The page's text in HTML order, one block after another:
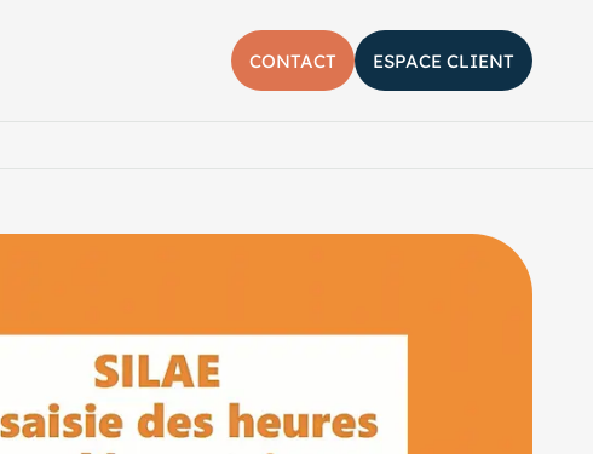
Afficher la barre de recherche
CONTACT ESPACE CLIENT